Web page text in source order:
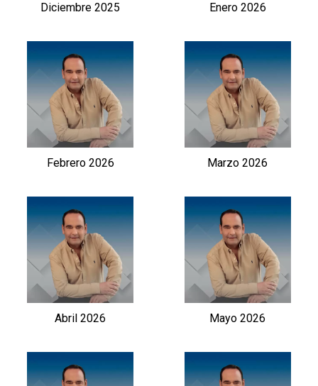
Diciembre 2025 Enero 2026
Febrero 2026 Marzo 2026
Abril 2026 Mayo 2026